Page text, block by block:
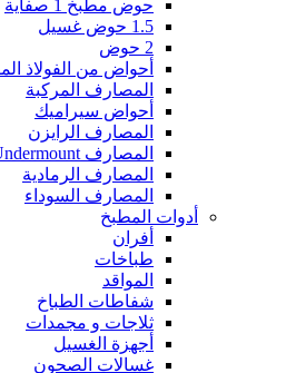
حوض مطبخ 1 صفاية
1.5 حوض غسيل
2 حوض
أحواض من الفولاذ
المصارف المركبة
أحواض سيراميك
المصارف الرايزن
المصارف Undermount
المصارف الرمادية
المصارف السوداء
أدوات المطبخ
أفران
طباخات
المواقد
شفاطات الطباخ
ثلاجات و مجمدات
أجهزة الغسيل
غسالات الصحون